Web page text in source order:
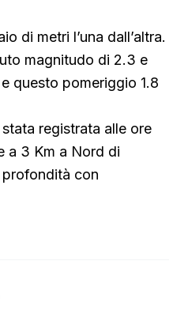
di metri l’una dall’altra.
magnitudo di 2.3 e
questo pomeriggio 1.8
registrata alle ore
a 3 Km a Nord di
con